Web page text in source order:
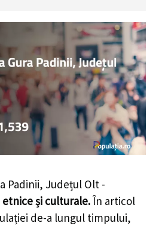
Padinii, Județul Olt -
și culturale.În articol
de-a lungul timpului,